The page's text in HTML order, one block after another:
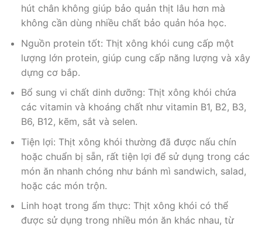
hút chân không giúp bảo quản thịt lâu hơn mà
không cần dùng nhiều chất bảo quản hóa học.
Nguồn protein tốt: Thịt xông khói cung cấp một
lượng lớn protein, giúp cung cấp năng lượng và xây
dựng cơ bắp.
Bổ sung vi chất dinh dưỡng: Thịt xông khói chứa
các vitamin và khoáng chất như vitamin B1, B2, B3,
B6, B12, kẽm, sắt và selen.
Tiện lợi: Thịt xông khói thường đã được nấu chín
hoặc chuẩn bị sẵn, rất tiện lợi để sử dụng trong các
món ăn nhanh chóng như bánh mì sandwich, salad,
hoặc các món trộn.
Linh hoạt trong ẩm thực: Thịt xông khói có thể
được sử dụng trong nhiều món ăn khác nhau, từ